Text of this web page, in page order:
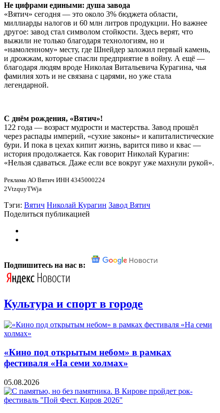
Не цифрами едиными: душа завода
«Вятич» сегодня — это около 3% бюджета области,
миллиарды налогов и 60 млн литров продукции. Но важнее
другое: завод стал символом стойкости. Здесь верят, что
выжили не только благодаря технологиям, но и
«намоленному» месту, где Шнейдер заложил первый камень,
и дрожжам, которые спасли предприятие в войну. А ещё —
благодаря людям вроде Николая Витальевича Курагина, чья
фамилия хоть и не связана с царями, но уже стала
легендарной.
С днём рождения, «Вятич»!
122 года — возраст мудрости и мастерства. Завод прошёл
через распады империй, «сухие законы» и капиталистические
бури. И пока в цехах кипит жизнь, варится пиво и квас —
история продолжается. Как говорит Николай Курагин:
«Нельзя сдаваться. Даже если все вокруг уже махнули рукой».
Реклама АО Вятич ИНН 4345000224
2VtzquyTWja
Тэги: Вятич Николай Курагин Завод Вятич
Поделиться публикацией
Подпишитесь на нас в:
Культура и спорт в городе
«Кино под открытым небом» в рамках
фестиваля «На семи холмах»
05.08.2026